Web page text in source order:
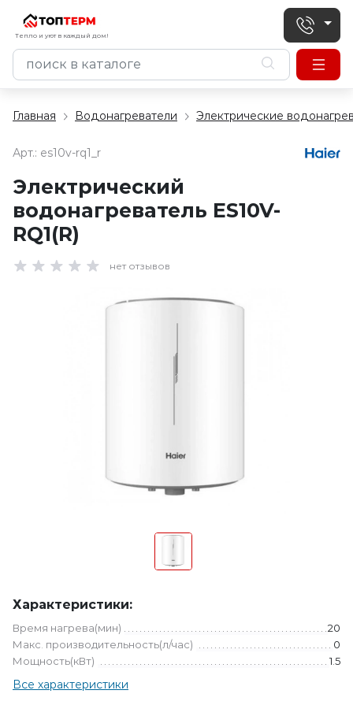
Тепло и уют в каждый дом!
Главная Водонагреватели Электрические
Арт.: es10v-rq1_r
Электрический
водонагреватель ES10V-
RQ1(R)
нет отзывов
Характеристики:
Время нагрева(мин)
20
Макс. производительность(л/час)
0
Мощность(кВт)
1.5
Все характеристики